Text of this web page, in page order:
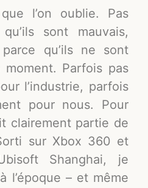
l’on oublie. Pas
sont mauvais,
qu’ils ne sont
Parfois pas
l’industrie, parfois
pour nous. Pour
clairement partie de
sur Xbox 360 et
Shanghai, je
l’époque – et même